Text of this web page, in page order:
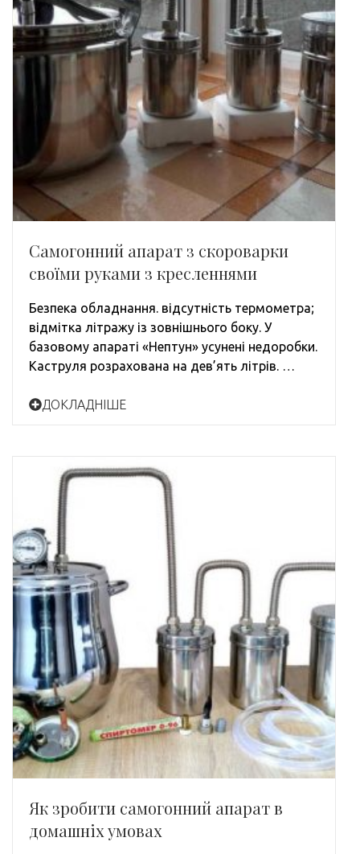
Самогонний апарат з скороварки
своїми руками з кресленнями
Безпека обладнання. відсутність термометра;
відмітка літражу із зовнішнього боку. У
базовому апараті «Нептун» усунені недоробки.
Каструля розрахована на дев’ять літрів. …
ДОКЛАДНІШЕ
Як зробити самогонний апарат в
домашніх умовах